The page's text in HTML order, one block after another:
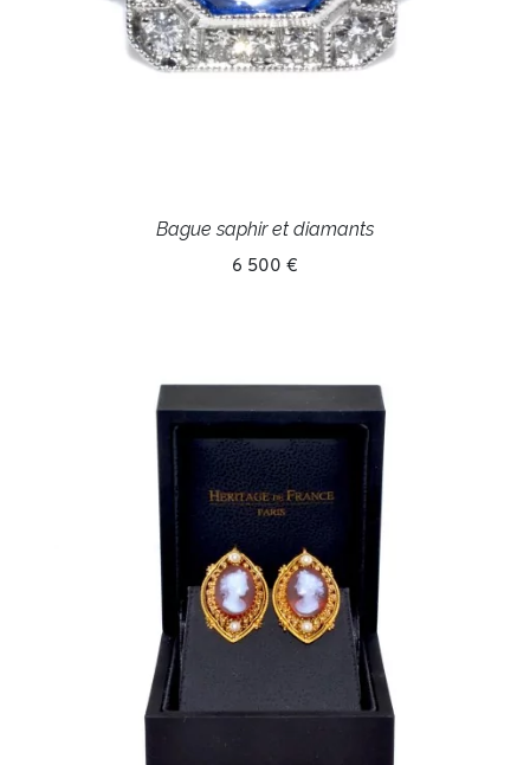
Bague saphir et diamants
6 500 €